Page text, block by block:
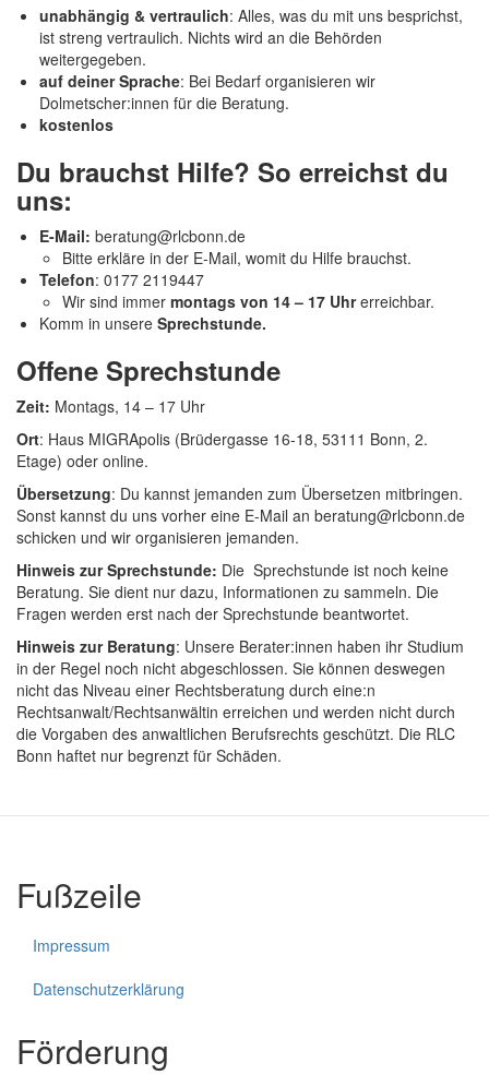
unabhängig & vertraulich: Alles, was du mit uns besprichst,
ist streng vertraulich. Nichts wird an die Behörden
weitergegeben.
auf deiner Sprache: Bei Bedarf organisieren wir
Dolmetscher:innen für die Beratung.
kostenlos
Du brauchst Hilfe? So erreichst du
uns:
E-Mail: beratung@rlcbonn.de
Bitte erkläre in der E-Mail, womit du Hilfe brauchst.
Telefon: 0177 2119447
Wir sind immer montags von 14 – 17 Uhrerreichbar.
Komm in unsere Sprechstunde.
Offene Sprechstunde
Zeit: Montags, 14 – 17 Uhr
Ort: Haus MIGRApolis (Brüdergasse 16-18, 53111 Bonn, 2.
Etage) oder online.
Übersetzung: Du kannst jemanden zum Übersetzen mitbringen.
Sonst kannst du uns vorher eine E-Mail an beratung@rlcbonn.de
schicken und wir organisieren jemanden.
Hinweis zur Sprechstunde: Die Sprechstunde ist noch keine
Beratung. Sie dient nur dazu, Informationen zu sammeln. Die
Fragen werden erst nach der Sprechstunde beantwortet.
Hinweis zur Beratung: Unsere Berater:innen haben ihr Studium
in der Regel noch nicht abgeschlossen. Sie können deswegen
nicht das Niveau einer Rechtsberatung durch eine:n
Rechtsanwalt/Rechtsanwältin erreichen und werden nicht durch
die Vorgaben des anwaltlichen Berufsrechts geschützt. Die RLC
Bonn haftet nur begrenzt für Schäden.
Fußzeile
Impressum
Datenschutzerklärung
Förderung